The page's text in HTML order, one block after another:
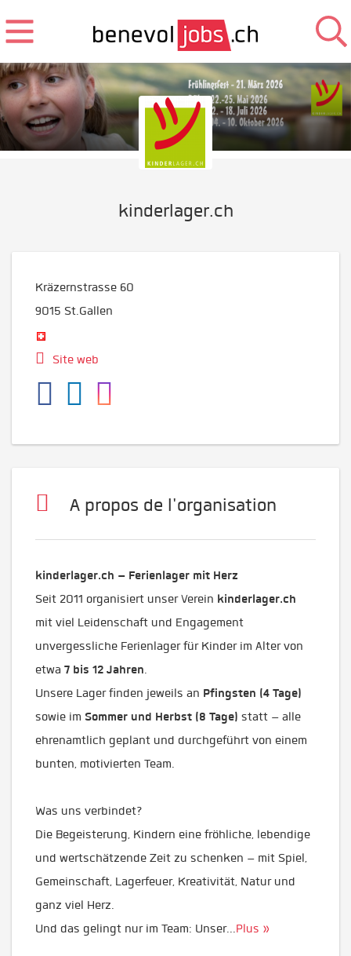
kinderlager.ch
Kräzernstrasse 60
9015 St.Gallen
Site web
A propos de l'organisation
kinderlager.ch – Ferienlager mit Herz
Seit 2011 organisiert unser Verein kinderlager.ch
mit viel Leidenschaft und Engagement
unvergessliche Ferienlager für Kinder im Alter von
etwa 7 bis 12 Jahren.
Unsere Lager finden jeweils an Pfingsten (4 Tage)
sowie im Sommer und Herbst (8 Tage) statt – alle
ehrenamtlich geplant und durchgeführt von einem
bunten, motivierten Team.
Was uns verbindet?
Die Begeisterung, Kindern eine fröhliche, lebendige
und wertschätzende Zeit zu schenken – mit Spiel,
Gemeinschaft, Lagerfeuer, Kreativität, Natur und
ganz viel Herz.
Und das gelingt nur im Team: Unser...Plus »